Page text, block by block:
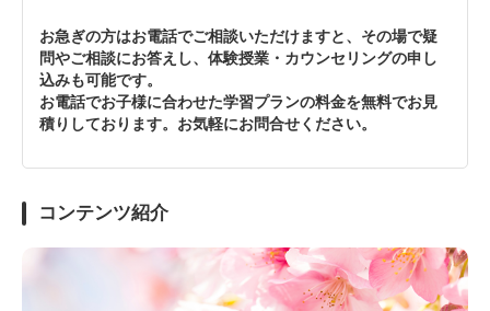
お急ぎの方はお電話でご相談いただけますと、その場で疑
問やご相談にお答えし、体験授業・カウンセリングの申し
込みも可能です。
お電話でお子様に合わせた学習プランの料金を無料でお見
積りしております。お気軽にお問合せください。
コンテンツ紹介